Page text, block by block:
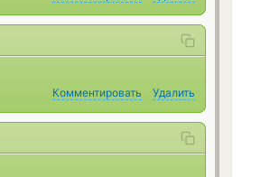
Комментировать
Удалить